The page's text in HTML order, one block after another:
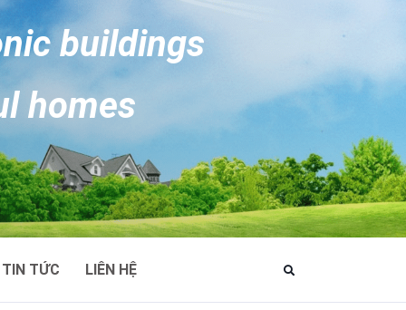
buildings
homes
TIN TỨC LIÊN HỆ